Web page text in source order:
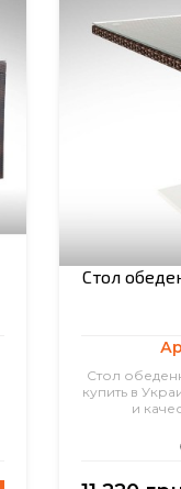
Стол
Стол
купить в
и